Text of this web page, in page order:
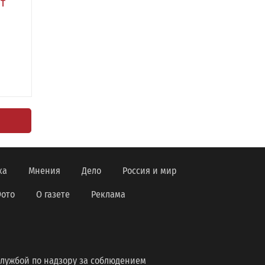
Мнения Дело Россия и мир
О газете Реклама
по надзору за соблюдением